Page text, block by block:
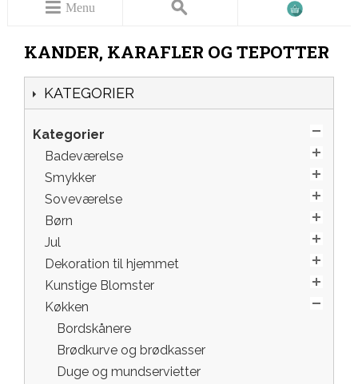
Menu
KANDER, KARAFLER OG TEPOTTER
KATEGORIER
Kategorier
Badeværelse
Smykker
Soveværelse
Børn
Jul
Dekoration til hjemmet
Kunstige Blomster
Køkken
Bordskånere
Brødkurve og brødkasser
Duge og mundservietter